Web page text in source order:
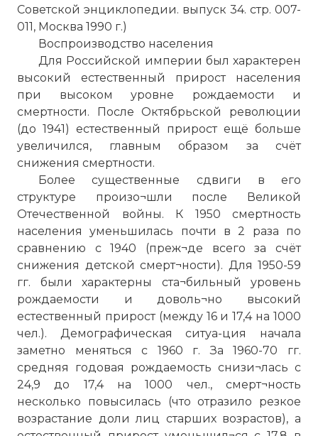
Советской энциклопедии. выпуск 34. стр. 007-
011, Москва 1990 г.)
Воспроизводство населения
Для Российской империи был характерен
высокий естественный прирост населения
при высоком уровне рождаемости и
смертности. После Октябрьской революции
(до 1941) естественный прирост ещё больше
увеличился, главным образом за счёт
снижения смертности.
Более существенные сдвиги в его
структуре произо¬шли после Великой
Отечественной войны. К 1950 смертность
населения уменьшилась почти в 2 раза по
сравнению с 1940 (преж¬де всего за счёт
снижения детской смерт¬ности). Для 1950-59
гг. были характерны ста¬бильный уровень
рождаемости и доволь¬но высокий
естественный прирост (между 16 и 17,4 на 1000
чел.). Демографическая ситуа-ция начала
заметно меняться с 1960 г. За 1960-70 гг.
средняя годовая рождаемость снизи¬лась с
24,9 до 17,4 на 1000 чел., смерт¬ность
несколько повысилась (что отразило резкое
возрастание доли лиц старших возрастов), а